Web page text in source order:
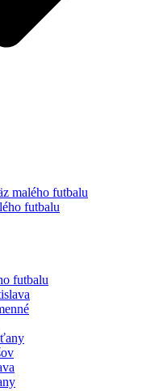
malého futbalu
futbalu
futbalu